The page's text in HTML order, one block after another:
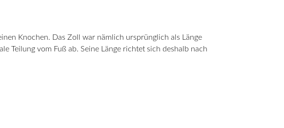
Knochen. Das Zoll war nämlich ursprünglich als Länge
Teilung vom Fuß ab. Seine Länge richtet sich deshalb nach